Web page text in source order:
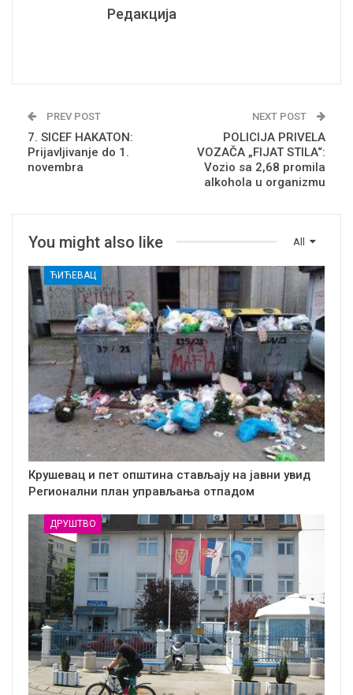
Редакција
PREV POST
7. SICEF HAKATON:
Prijavljivanje do 1.
novembra
NEXT POST
POLICIJA PRIVELA
VOZAČA „FIJAT STILA“:
Vozio sa 2,68 promila
alkohola u organizmu
All
You might also like
ЋИЋЕВАЦ
Крушевац и пет општина стављају на јавни увид
Регионални план управљања отпадом
ДРУШТВО